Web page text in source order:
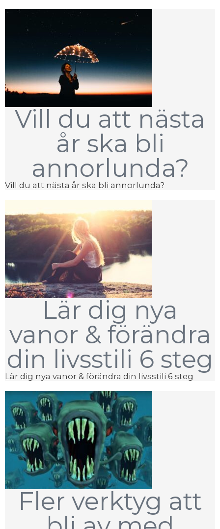
Vill du att nästa
år ska bli
annorlunda?
Vill du att nästa år ska bli annorlunda?
Lär dig nya
vanor & förändra
din livsstili 6 steg
Lär dig nya vanor & förändra din livsstili 6 steg
Fler verktyg att